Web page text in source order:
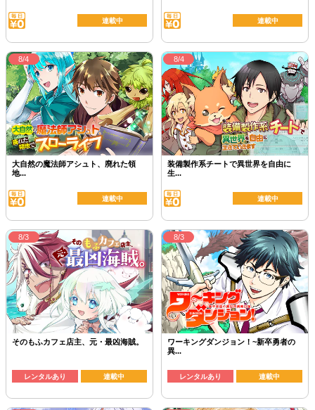
連載中 連載中
8/4
大自然の魔法師アシュト、廃れた領
地...
連載中
8/4
装備製作系チートで異世界を自由に
生...
連載中
8/3
そのもふカフェ店主、元・最凶海賊。
レンタルあり 連載中
8/3
ワーキングダンジョン！~新卒勇者の
異...
レンタルあり 連載中